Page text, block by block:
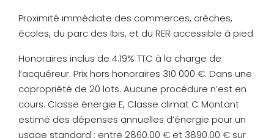
Proximité immédiate des commerces, crèches,
écoles, du parc des Ibis, et du RER accessible à pied
Honoraires inclus de 4.19% TTC à la charge de
l’acquéreur. Prix hors honoraires 310 000 €. Dans une
copropriété de 20 lots. Aucune procédure n’est en
cours. Classe énergie E, Classe climat C Montant
estimé des dépenses annuelles d’énergie pour un
usage standard : entre 2860.00 € et 3890.00 € sur